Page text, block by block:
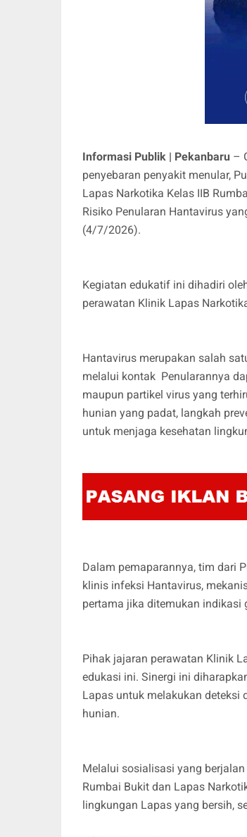
Informasi Publik | Pekanbaru –
penyebaran penyakit menular,
Lapas Narkotika Kelas IIB
Risiko Penularan Hantavirus
(4/7/2026).
Kegiatan edukatif ini dihadiri
perawatan Klinik Lapas
Hantavirus merupakan salah
melalui kontak Penularannya
maupun partikel virus yang
hunian yang padat, langkah
untuk menjaga kesehatan
Dalam pemaparannya, tim dari
klinis infeksi Hantavirus,
pertama jika ditemukan indikasi
Pihak jajaran perawatan Klinik
edukasi ini. Sinergi ini
Lapas untuk melakukan deteksi
hunian.
Melalui sosialisasi yang
Rumbai Bukit dan Lapas
lingkungan Lapas yang bersih,